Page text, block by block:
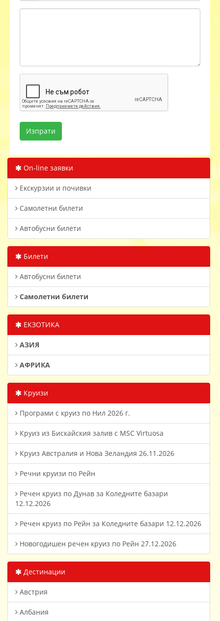
On-line заявки
Екскурзии и почивки
Самолетни билети
Автобусни билети
Билети
Автобусни билети
Самолетни билети
ЕКЗОТИКА
АЗИЯ
АФРИКА
Круизи
Програми с круиз по Нил 2026 г.
Круиз из Бискайския залив с MSC Virtuosa
Круиз Австралия и Нова Зеландия 26.11.2026
Речни круизи по Рейн
Речен круиз по Дунав за Коледните базари
12.12.2026
Речен круиз по Рейн за Коледните базари 12.12.2026
Новогодишен речен круиз по Рейн 27.12.2026
Дестинации
Австрия
Албания